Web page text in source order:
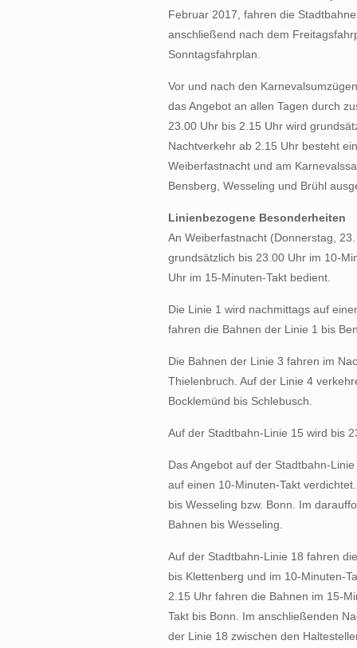
Februar 2017, fahren die
anschließend nach dem
Sonntagsfahrplan.
Vor und nach den
das Angebot an allen Tagen durch
23.00 Uhr bis 2.15 Uhr wird
Nachtverkehr ab 2.15 Uhr besteht
Weiberfastnacht und am
Bensberg, Wesseling und Brühl
Linienbezogene Besonderheiten
An Weiberfastnacht (Donnerstag,
grundsätzlich bis 23.00 Uhr im 10-
Uhr im 15-Minuten-Takt bedient.
Die Linie 1 wird nachmittags auf
fahren die Bahnen der Linie 1 bis
Die Bahnen der Linie 3 fahren im
Thielenbruch. Auf der Linie 4
Bocklemünd bis Schlebusch.
Auf der Stadtbahn-Linie 15 wird bis
Das Angebot auf der Stadtbahn-
auf einen 10-Minuten-Takt
bis Wesseling bzw. Bonn. Im
Bahnen bis Wesseling.
Auf der Stadtbahn-Linie 18 fahren
bis Klettenberg und im 10-Minuten-
2.15 Uhr fahren die Bahnen im 15-
Takt bis Bonn. Im anschließenden
der Linie 18 zwischen den